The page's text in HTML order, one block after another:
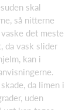
skal
så nitterne
det meste
da vask slider
kan i
da limen i
uden